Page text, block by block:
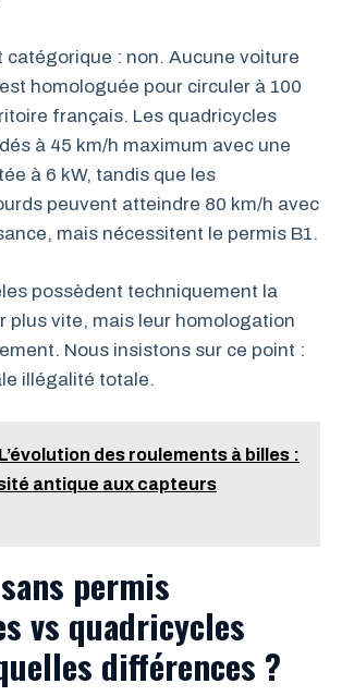
catégorique : non. Aucune voiture
homologuée pour circuler à 100
français. Les quadricycles
à 45 km/h maximum avec une
à 6 kW, tandis que les
peuvent atteindre 80 km/h avec
mais nécessitent le permis B1.
possèdent techniquement la
plus vite, mais leur homologation
Nous insistons sur ce point :
illégalité totale.
L’évolution des roulements à billes :
antique aux capteurs
permis
vs quadricycles
différences ?